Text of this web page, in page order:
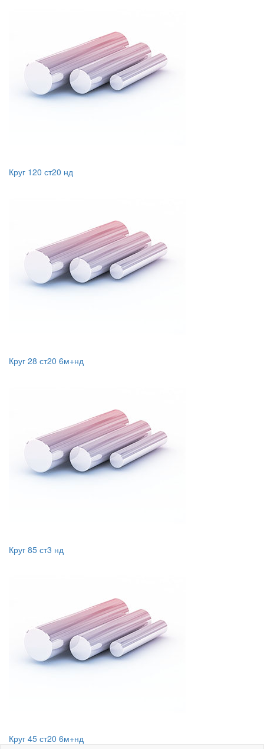
Круг 120 ст20 нд
Круг 28 ст20 6м+нд
Круг 85 ст3 нд
Круг 45 ст20 6м+нд